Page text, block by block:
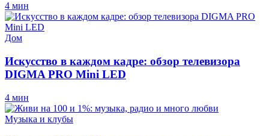
4 мин
Дом
Искусство в каждом кадре: обзор телевизора
DIGMA PRO Mini LED
4 мин
Музыка и клубы